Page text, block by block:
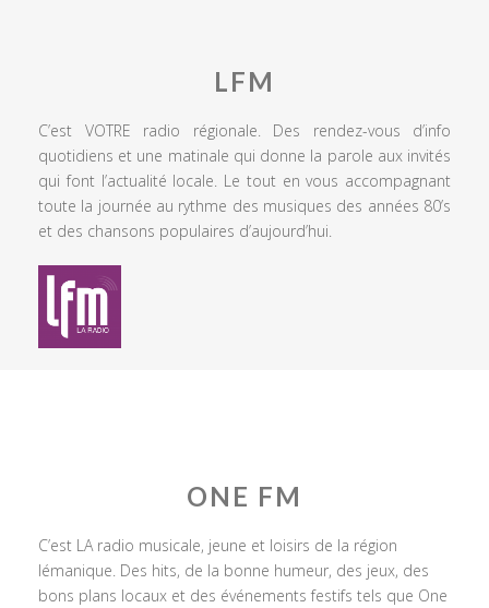
LFM
C’est VOTRE radio régionale. Des rendez-vous d’info
quotidiens et une matinale qui donne la parole aux invités
qui font l’actualité locale. Le tout en vous accompagnant
toute la journée au rythme des musiques des années 80’s
et des chansons populaires d’aujourd’hui.
ONE FM
C’est LA radio musicale, jeune et loisirs de la région
lémanique. Des hits, de la bonne humeur, des jeux, des
bons plans locaux et des événements festifs tels que One